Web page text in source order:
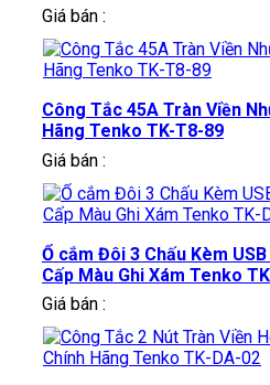
Giá bán :
Công Tắc 45A Tràn Viền
Hãng Tenko TK-T8-89
Giá bán :
Ổ cắm Đôi 3 Chấu Kèm
Cấp Màu Ghi Xám Tenko
Giá bán :